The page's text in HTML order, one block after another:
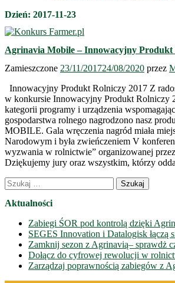
Dzień: 2017-11-23
Agrinavia Mobile – Innowacyjny Produkt
Zamieszczone 23/11/201724/08/2020 przez
Innowacyjny Produkt Rolniczy 2017 Z
w konkursie Innowacyjny Produkt Rolniczy
kategorii programy i urządzenia
gospodarstwa rolnego nagrodzono nasz
MOBILE. Gala wręczenia nagród miała
Narodowym i była zwieńczeniem V
wyzwania w rolnictwie” organizowanej
Dziękujemy jury oraz wszystkim, którzy
Nawigacja
wpisów
Szukaj:
Aktualności
Zabiegi ŚOR pod kontrolą dzięki
SEGES Innovation i Datalogisk łączą
Zamknij sezon z Agrinavią– sprawdż
Dołącz do cyfrowej rewolucji w
Zarządzaj poprawnością zabiegów z